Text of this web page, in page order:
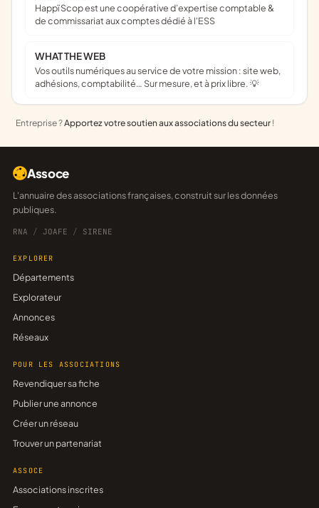
Happï Scop est une coopérative d’expertise comptable &
de commissariat aux comptes dédié à l'ESS
WHAT THE WEB
Vos outils numériques au service de votre mission : site web,
adhésions, comptabilité… Sur mesure, et à prix libre. 💡
Entreprise ?Apportez votre soutien aux associations du secteur !
Assoce
L'annuaire des associations françaises, construit sur les données
publiques.
RNA / JOAFE / SIRENE
EXPLORER
Départements
Explorateur
Annonces
Réseaux
POUR LES ASSOCIATIONS
Revendiquer sa fiche
Publier une annonce
Créer un réseau
Trouver un partenariat
ASSOCE
Associations inscrites